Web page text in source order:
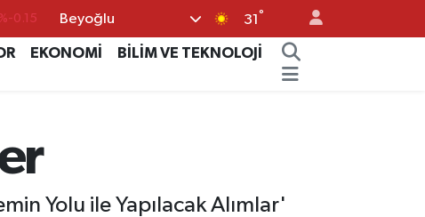
0.15
%0.18
%0
%-14
Beyoğlu 31 °
EKONOMİ
BİLİM VE TEKNOLOJİ
Yolu ile Yapılacak Alımlar'